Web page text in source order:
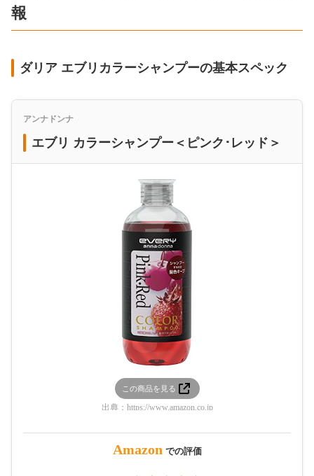
報
ダリア エブリカラーシャンプーの基本スペック
アンナドンナ
エブリ カラーシャンプー＜ピンク･レッド＞
この商品を見る
出典： https://www.amazon.co.jp
Amazon での評価